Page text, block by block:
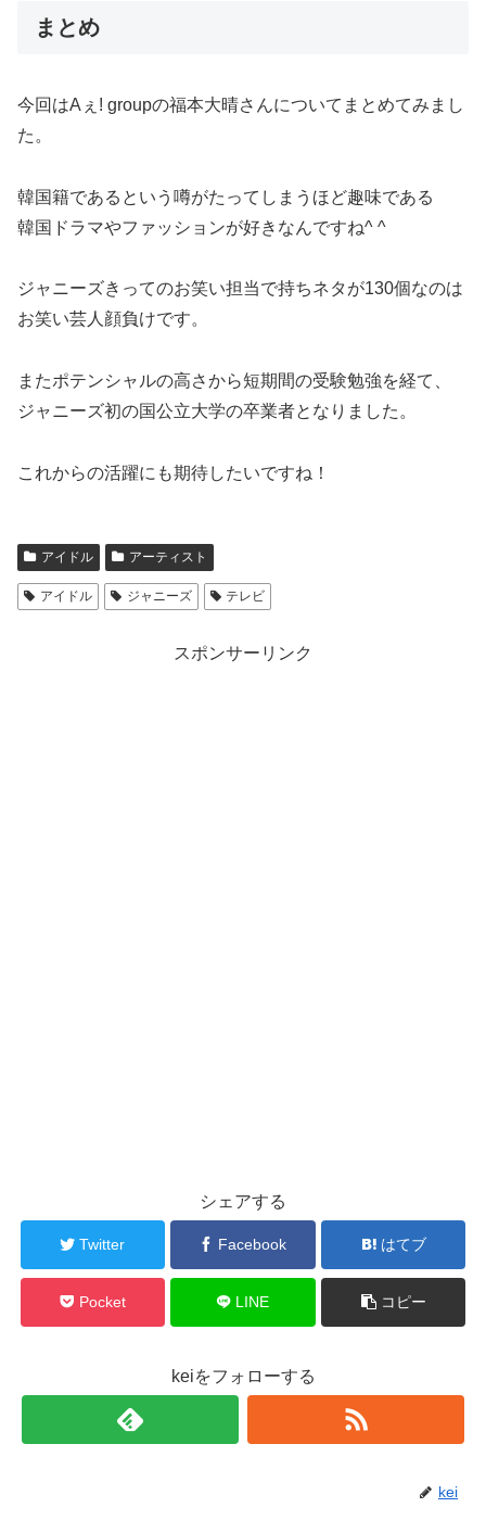
まとめ
今回はAぇ! groupの福本大晴さんについてまとめてみまし
た。
韓国籍であるという噂がたってしまうほど趣味である
韓国ドラマやファッションが好きなんですね^ ^
ジャニーズきってのお笑い担当で持ちネタが130個なのは
お笑い芸人顔負けです。
またポテンシャルの高さから短期間の受験勉強を経て、
ジャニーズ初の国公立大学の卒業者となりました。
これからの活躍にも期待したいですね！
アイドル アーティスト
アイドル ジャニーズ テレビ
スポンサーリンク
シェアする
Twitter Facebook はてブ
Pocket LINE コピー
keiをフォローする
kei